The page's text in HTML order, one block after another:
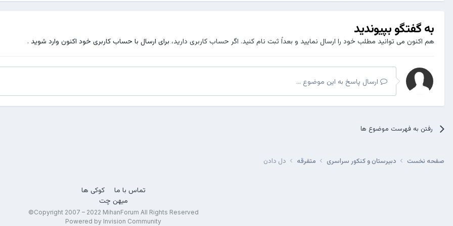
به گفتگو بپیوندید
هم اکنون می توانید مطلب خود را ارسال نمایید و بعداً ثبت نام کنید. اگر حساب کاربری دارید، برای ارسال با حساب کاربری خود اکنون وارد شوید .
ارسال پاسخ به این موضوع ...
رفتن به فهرست موضوع ها
صفحه نخست دبیرستان و کنکور سراسری متفرقه دل دادن
تماس با ما
کوکی ها
میهن چت
Copyright 2007 – 2022 MihanForum All Rights Reserved©
Powered by Invision Community